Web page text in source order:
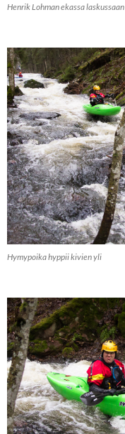
Henrik Lohman ekassa laskussaan
Hymypoika hyppii kivien yli